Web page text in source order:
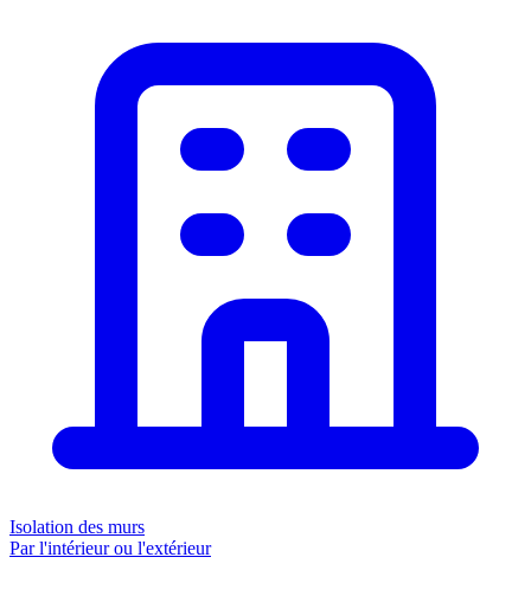
Isolation des murs
Par l'intérieur ou l'extérieur